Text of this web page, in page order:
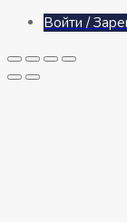
Войти /